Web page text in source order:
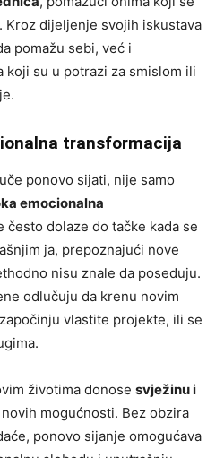
Kroz dijeljenje svojih iskustava
pomažu sebi, već i
koji su u potrazi za smislom ili
transformacija
ponovo sijati, nije samo
emocionalna
često dolaze do tačke kada se
ja, prepoznajući nove
nisu znale da poseduju.
odlučuju da krenu novim
vlastite projekte, ili se
životima donose svježinu i
mogućnosti. Bez obzira
ponovo sijanje omogućava